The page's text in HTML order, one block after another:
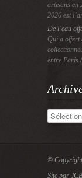
artisans en
2026 est
De l’eau
Qui a offert
entre Paris
Archives
©
Site par JCB